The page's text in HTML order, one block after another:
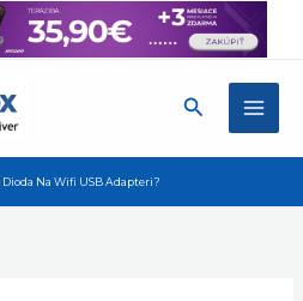
Hľadať
Dioda Na Wifi USB Adapteri?